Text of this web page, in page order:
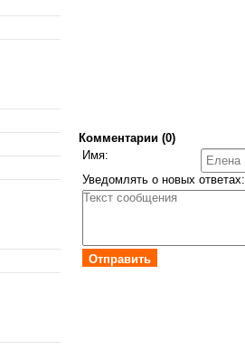
Комментарии (0)
Имя:
Уведомлять о новых ответах:
Отправить